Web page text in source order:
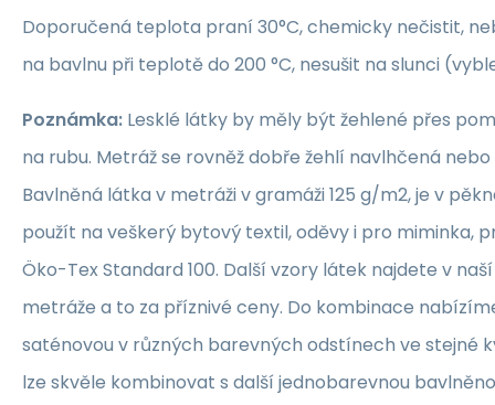
Doporučená teplota praní 30°C, chemicky nečistit,
na bavlnu při teplotě do 200 °C, nesušit na slunci
Poznámka: Lesklé látky by měly být žehlené přes
na rubu. Metráž se rovněž dobře žehlí navlhčená
Bavlněná látka v metráži v gramáži 125 g/m2, je v
použít na veškerý bytový textil, oděvy i pro miminka,
Öko-Tex Standard 100. Další vzory látek najdete v
metráže a to za příznivé ceny. Do kombinace
saténovou v různých barevných odstínech ve stejné
lze skvěle kombinovat s další jednobarevnou